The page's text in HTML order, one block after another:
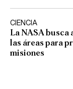
CIENCIA
La NASA busca
las áreas para
misiones